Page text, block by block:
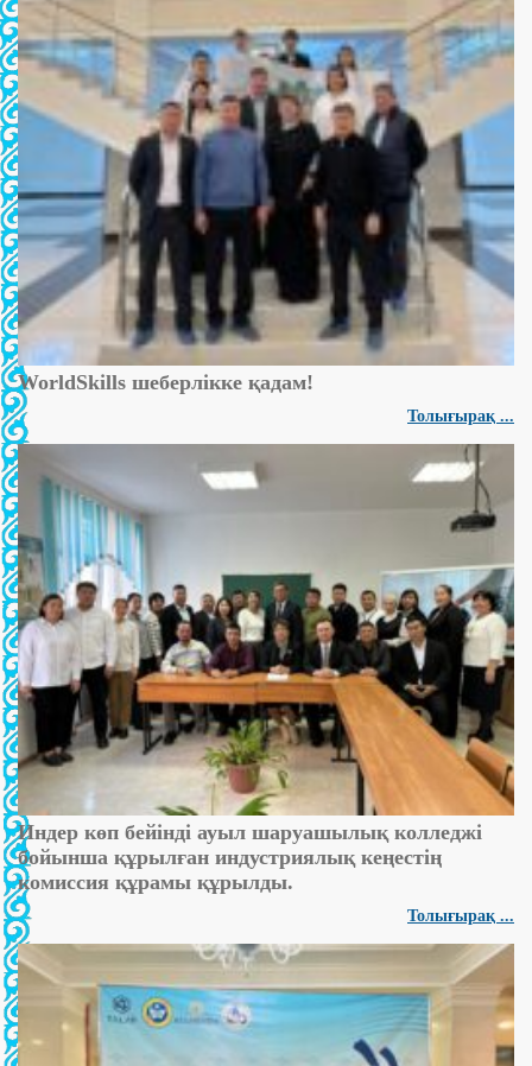
WorldSkills шеберлікке қадам!
Толығырақ ...
Индер көп бейінді ауыл шаруашылық колледжі
бойынша құрылған индустриялық кеңестің
комиссия құрамы құрылды.
Толығырақ ...